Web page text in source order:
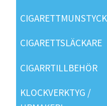
CIGARETTSLÄCKARE
CIGARRTILLBEHÖR
KLOCKVERKTYG /